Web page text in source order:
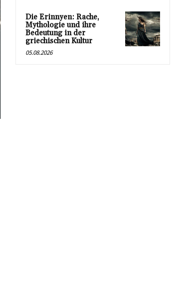
Die Erinnyen: Rache,
Mythologie und ihre
Bedeutung in der
griechischen Kultur
05.08.2026